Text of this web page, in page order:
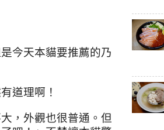
今天本貓要推薦的乃
道理啊！
，外觀也很普通。但